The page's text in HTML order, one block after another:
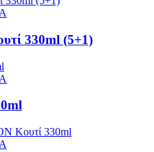
330ml (5+1)